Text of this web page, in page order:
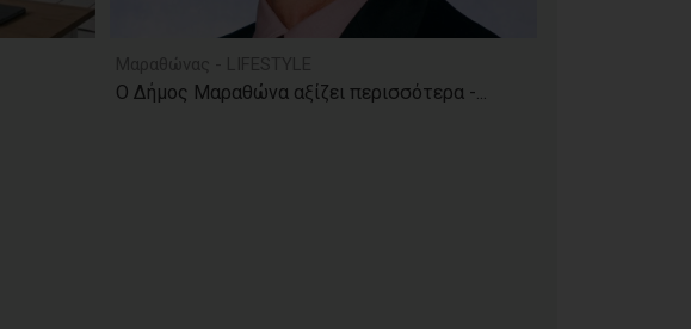
Ο Δήμος Μαραθώνα αξίζει περισσότερα -...